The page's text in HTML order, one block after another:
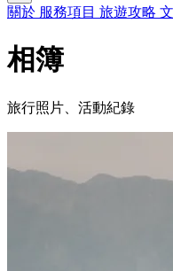
關於 服務項目 旅遊攻略
相簿
旅行照片、活動紀錄